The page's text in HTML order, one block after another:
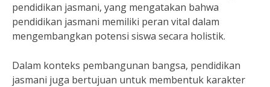
pendidikan jasmani, yang mengatakan bahwa
pendidikan jasmani memiliki peran vital dalam
mengembangkan potensi siswa secara holistik.
Dalam konteks pembangunan bangsa, pendidikan
jasmani juga bertujuan untuk membentuk karakter